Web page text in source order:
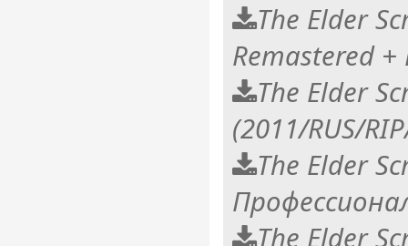
The Elder
Remastered
The Elder
(2011/RUS/
The Elder
The Elder